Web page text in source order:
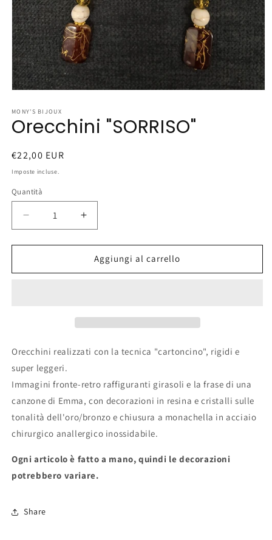
multimediali
1
in
MONY'S BIJOUX
Orecchini "SORRISO"
Prezzo
di
€22,00 EUR
Imposte incluse.
Quantità
Diminuisci
quantità
per
&quot;SORRISO&quot;
Aumenta
quantità
per
Orecchini
&quot;SORRISO&quot;
Aggiungi al carrello
Orecchini realizzati con la tecnica "cartoncino", rigidi e
super leggeri.
Immagini fronte-retro raffiguranti girasoli e la frase di una
canzone di Emma, con decorazioni in resina e cristalli sulle
tonalità dell'oro/bronzo e chiusura a monachella in acciaio
chirurgico anallergico inossidabile.
Ogni articolo è fatto a mano, quindi le decorazioni
potrebbero variare.
Share